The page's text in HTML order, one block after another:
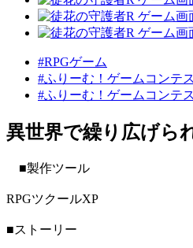
#RPGゲーム
#ふりーむ！ゲームコンテ
#ふりーむ！ゲームコンテ
異世界で繰り広げら
■製作ツール
RPGツクールXP
■ストーリー